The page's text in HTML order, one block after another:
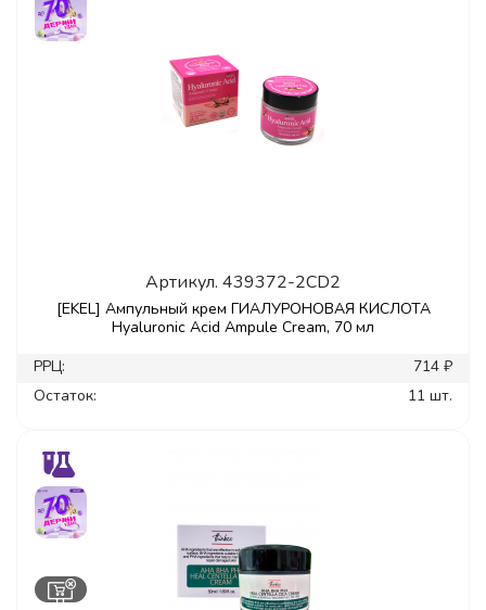
Артикул. 439372-2CD2
[EKEL] Ампульный крем ГИАЛУРОНОВАЯ КИСЛОТА
Hyaluronic Acid Ampule Cream, 70 мл
РРЦ:
714 ₽
Остаток:
11 шт.